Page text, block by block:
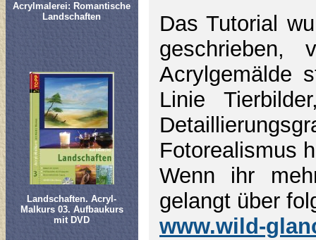
Acrylmalerei: Romantische
Landschaften
Landschaften. Acryl-
Malkurs 03. Aufbaukurs
mit DVD
Das Tutorial
geschrieben,
Acrylgemälde
Linie
Fotorealismus
Wenn ihr
gelangt über
www.wild-